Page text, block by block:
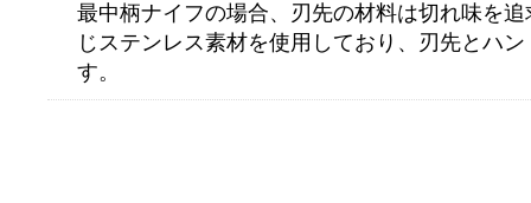
最中柄ナイフの場合、刃先の材料は切れ味を
じステンレス素材を使用しており、刃先とハ
す。